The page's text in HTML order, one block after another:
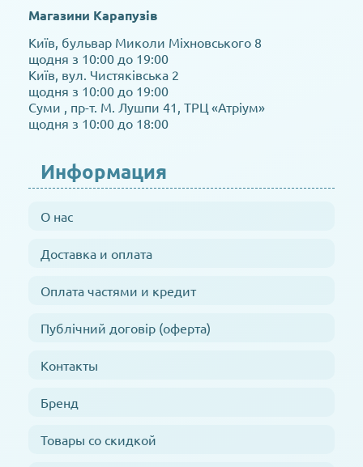
Магазини Карапузів
Київ, бульвар Миколи Міхновського 8
щодня з 10:00 до 19:00
Київ, вул. Чистяківська 2
щодня з 10:00 до 19:00
Суми , пр-т. М. Лушпи 41, ТРЦ «Атріум»
щодня з 10:00 до 18:00
Информация
О нас
Доставка и оплата
Оплата частями и кредит
Публічний договір (оферта)
Контакты
Бренд
Товары со скидкой